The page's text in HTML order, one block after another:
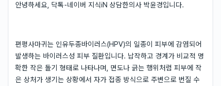
안녕하세요, 닥톡-네이버 지식iN 상담한의사 박윤경입니다.
편평사마귀는 인유두종바이러스(HPV)의 일종이 피부에 감염되어
발생하는 바이러스성 피부 질환입니다. 납작하고 경계가 비교적 명
확한 작은 돌기 형태로 나타나며, 면도나 긁는 행위처럼 피부에 작
은 상처가 생기는 상황에서 자가 접종 방식으로 주변으로 번질 수